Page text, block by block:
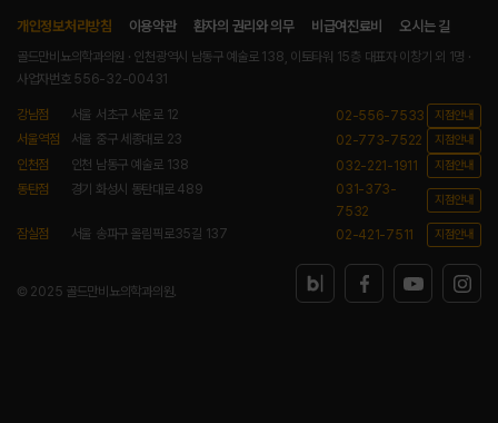
개인정보처리방침 이용약관 환자의 권리와 의무 비급여진료비 오시는 길
골드만비뇨의학과의원 · 인천광역시 남동구 예술로 138, 이토타워 15층 대표자 이창기 외 1명 ·
사업자번호 556-32-00431
강남점 서울 서초구 서운로 12 02-556-7533 지점안내
서울역점 서울 중구 세종대로 23 02-773-7522 지점안내
인천점 인천 남동구 예술로 138 032-221-1911 지점안내
동탄점 경기 화성시 동탄대로 489
031-373-
7532
지점안내
잠실점 서울 송파구 올림픽로35길 137 02-421-7511 지점안내
© 2025 골드만비뇨의학과의원.